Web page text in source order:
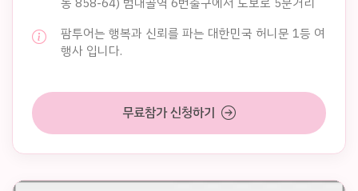
팜투어는 행복과 신뢰를 파는 대한민국 허니문 1등 여
행사 입니다.
무료참가 신청하기